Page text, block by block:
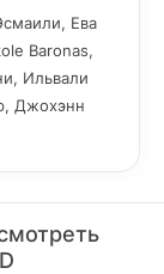
Ева
Baronas,
Ильвали
Джохэнн